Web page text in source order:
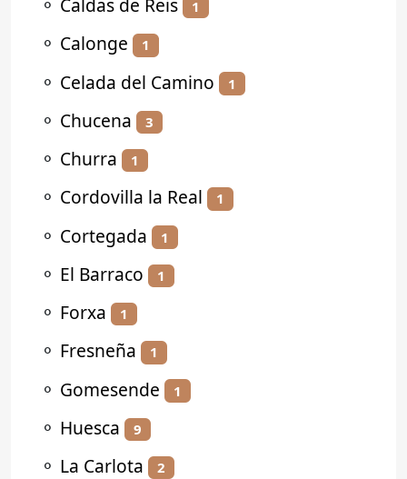
⚬ Caldas de Reis 1
⚬ Calonge 1
⚬ Celada del Camino 1
⚬ Chucena 3
⚬ Churra 1
⚬ Cordovilla la Real 1
⚬ Cortegada 1
⚬ El Barraco 1
⚬ Forxa 1
⚬ Fresneña 1
⚬ Gomesende 1
⚬ Huesca 9
⚬ La Carlota 2